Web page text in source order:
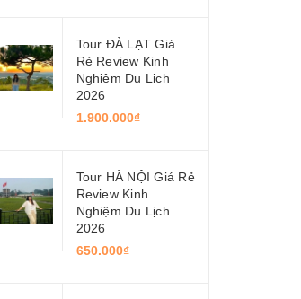
Tour ĐÀ LẠT Giá
Rẻ Review Kinh
Nghiệm Du Lịch
2026
1.900.000₫
Tour HÀ NỘI Giá Rẻ
Review Kinh
Nghiệm Du Lịch
2026
650.000₫